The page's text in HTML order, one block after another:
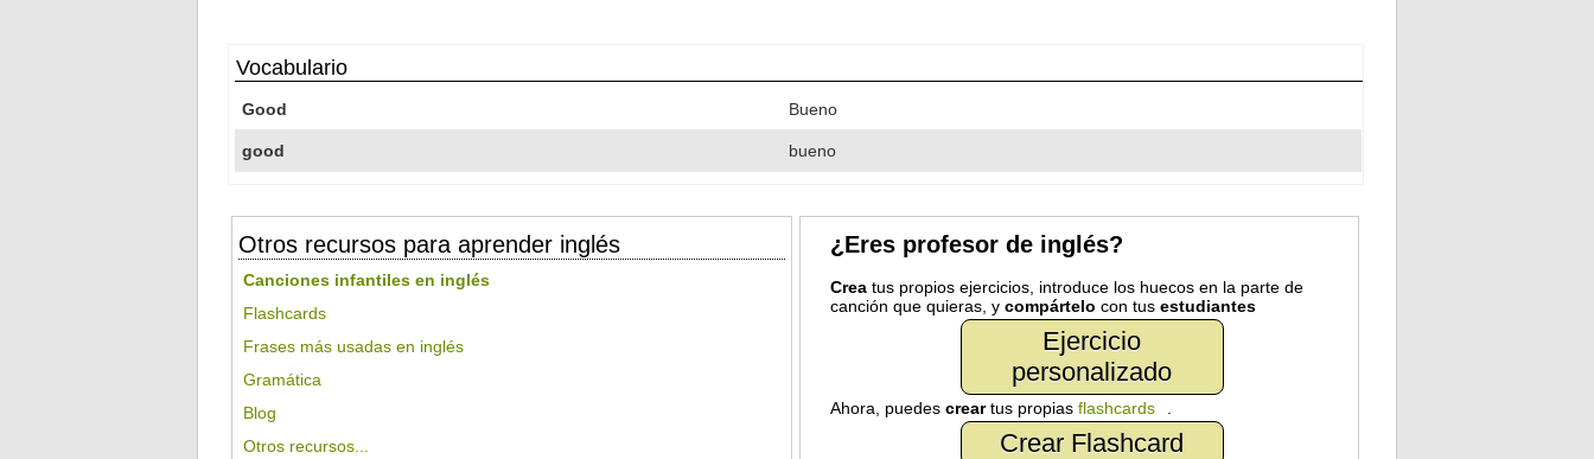
Vocabulario
Good Bueno
good bueno
Otros recursos para aprender inglés
Canciones infantiles en inglés
Flashcards
Frases más usadas en inglés
Gramática
Blog
Otros recursos...
¿Eres profesor de inglés?
Creatus propios ejercicios, introduce los huecos en la parte de
canción que quieras, y compártelo con tus estudiantes
Ejercicio
personalizado
Ahora, puedes creartus propias flashcards
Crear Flashcard